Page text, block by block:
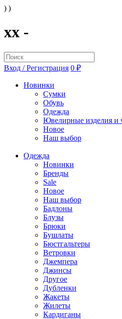
) )
xx -
Вход / Регистрация 0 ₽
Новинки
Сумки
Обувь
Одежда
Ювелирные изделия и
Новое
Наш выбор
Одежда
Новинки
Бренды
Sale
Новое
Наш выбор
Бадлоны
Блузы
Брюки
Бушлаты
Бюстгальтеры
Ветровки
Джемпера
Джинсы
Другое
Дубленки
Жакеты
Жилеты
Кардиганы